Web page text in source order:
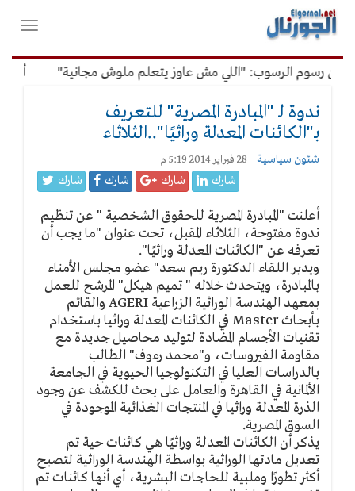
القائمة
الرئيسية
فتح
رسوم الرسوب: "اللي مش عاوز يتعلم ملوش مجانية" أمين
ندوة لـ "المبادرة المصرية" للتعريف
بـ"الكائنات المعدلة وراثيًا"..الثلاثاء
شئون سياسية - 28 فبراير 2014 5:19 م
شارك شارك شارك شارك
أعلنت "المبادرة المصرية للحقوق الشخصية " عن تنظيم
ندوة مفتوحة، الثلاثاء المقبل، تحت عنوان "ما يجب أن
تعرفه عن "الكائنات المعدلة وراثيًا".
ويدير اللقاء الدكتورة ريم سعد" عضو مجلس الأمناء
بالمبادرة، ويتحدث خلاله " تميم هيكل" المرشح للعمل
بمعهد الهندسة الوراثية الزراعية AGERI والقائم
بأبحاث Master في الكائنات المعدلة وراثيا باستخدام
تقنيات الأجسام المضادة لتوليد محاصيل جديدة مع
مقاومة الفيروسات، و"محمد رءوف" الطالب
بالدراسات العليا في التكنولوجيا الحيوية في الجامعة
الألمانية في القاهرة والعامل على بحث للكشف عن وجود
الذرة المعدلة وراثيا في المنتجات الغذائية الموجودة في
السوق المصرية.
يذكر أن الكائنات المعدلة وراثيًا هي كائنات حية تم
تعديل مادتها الوراثية بواسطة الهندسة الوراثية لتصبح
أكثر تطورًا وملبية للحاجات البشرية، أي أنها كائنات تم